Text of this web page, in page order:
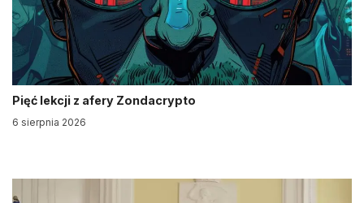
Pięć lekcji z afery Zondacrypto
6 sierpnia 2026